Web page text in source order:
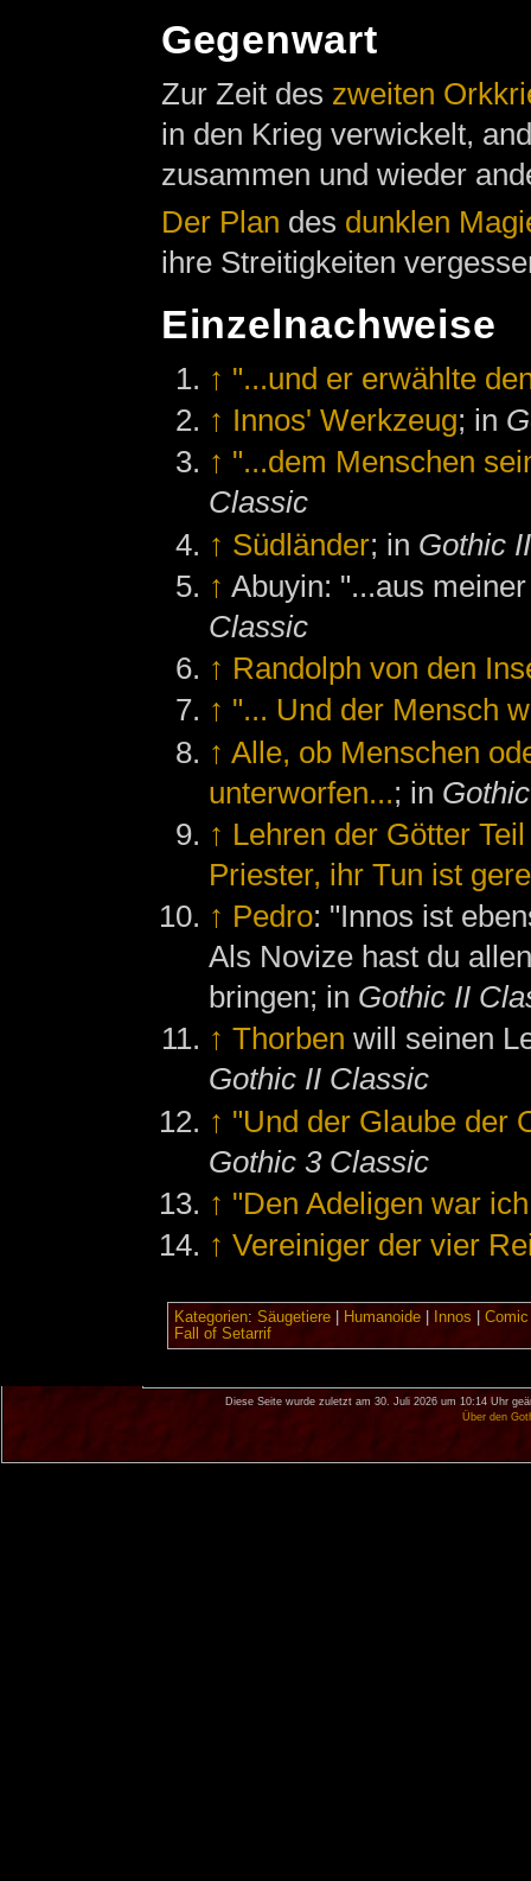
Gegenwart
Zur Zeit des zweiten
in den Krieg verwickelt,
zusammen und wieder
Der Plan des dunklen
ihre Streitigkeiten
Einzelnachweise
↑ "...und er erwählte
↑ Innos' Werkzeug; in
↑ "...dem Menschen
Classic
↑ Südländer; in Gothic
↑ Abuyin: "...aus
Classic
↑ Randolph von den
↑ "... Und der Mensch
↑ Alle, ob Menschen
unterworfen...; in
↑ Lehren der Götter
Priester, ihr Tun ist
↑ Pedro: "Innos ist
Als Novize hast du
bringen; in Gothic II
↑ Thorben will seinen
Gothic II Classic
↑ "Und der Glaube der
Gothic 3 Classic
↑ "Den Adeligen war
↑ Vereiniger der vier
Kategorien: Säugetiere| Humanoide| Innos Comic
Fall of Setarrif
Diese Seite wurde zuletzt am 30. Juli 2026 um 10:14 Uhr
Über den